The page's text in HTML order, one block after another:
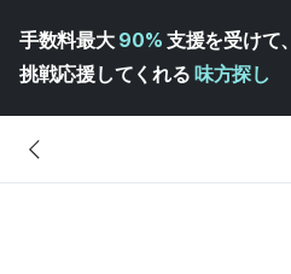
手数料最大 90% 支援を受けて、
挑戦応援してくれる 味方探し